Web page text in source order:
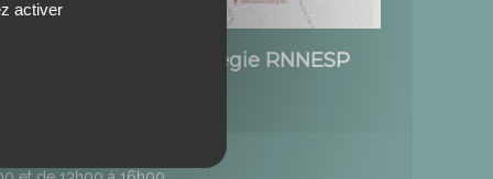
de Saint-Paul / Régie RNNESP
activer